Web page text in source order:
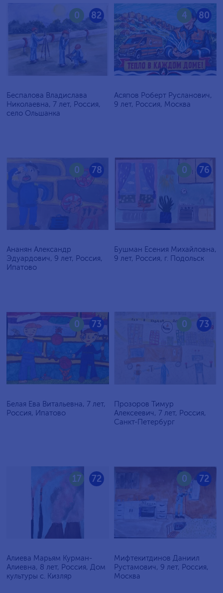
82
0
Беспалова Владислава
Николаевна, 7 лет, Россия,
село Ольшанка
80
4
Асяпов Роберт Русланович,
9 лет, Россия, Москва
78
0
Ананян Александр
Эдуардович, 9 лет, Россия,
Ипатово
76
0
Бушман Есения Михайловна,
9 лет, Россия, г. Подольск
73
0
Белая Ева Витальевна, 7 лет,
Россия, Ипатово
73
0
Прозоров Тимур
Алексеевич, 7 лет, Россия,
Санкт-Петербург
72
17
Алиева Марьям Курман-
Алиевна, 8 лет, Россия, Дом
культуры с. Кизляр
72
0
Мифтекитдинов Даниил
Рустамович, 9 лет, Россия,
Москва